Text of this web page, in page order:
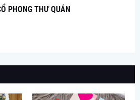
PHONG THƯ QUÁN